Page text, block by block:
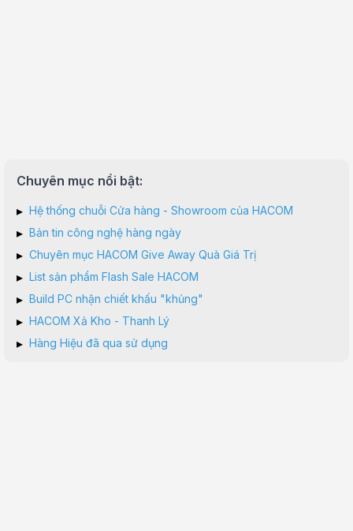
Chuyên mục nổi bật:
▸ Hệ thống chuỗi Cửa hàng - Showroom của HACOM
▸ Bản tin công nghệ hàng ngày
▸ Chuyên mục HACOM Give Away Quà Giá Trị
▸ List sản phẩm Flash Sale HACOM
▸ Build PC nhận chiết khấu "khủng"
▸ HACOM Xả Kho - Thanh Lý
▸ Hàng Hiệu đã qua sử dụng